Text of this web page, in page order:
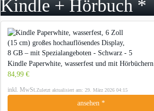
Kindle + Hörbuch *
Kindle Paperwhite, wasserfest und mit Hörbüchern
84,99 €
inkl. MwSt.Zuletzt aktualisiert am: 29. März 2026 04:15
ansehen *